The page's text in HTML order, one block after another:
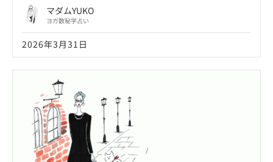
マダムYUKO
ヨガ数秘学占い
2026年3月31日